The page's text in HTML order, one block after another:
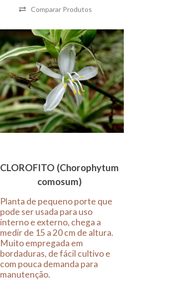
Comparar Produtos
CLOROFITO (Chorophytum
comosum)
Planta de pequeno porte que
pode ser usada para uso
interno e externo, chega a
medir de 15 a 20 cm de altura.
Muito empregada em
bordaduras, de fácil cultivo e
com pouca demanda para
manutenção.